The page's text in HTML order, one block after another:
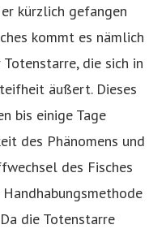
kürzlich gefangen
kommt es nämlich
die sich in
äußert. Dieses
bis einige Tage
des Phänomens und
des Fisches
die Totenstarre